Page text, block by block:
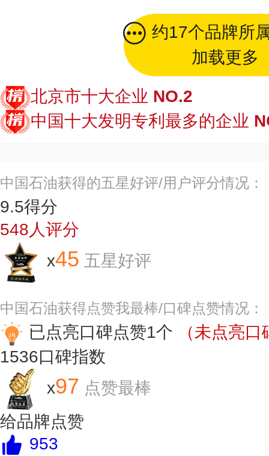
约17个品牌所
加载更多
北京市十大企业 NO.2
中国十大发明专利最多的企业
中国石油获得的五星好评/用户评分情况：
9.5得分
548人评分
x45 五星好评
中国石油获得点赞我最棒/口碑点赞情况：
已点亮口碑点赞1个
（未点亮
1536口碑指数
x97 点赞最棒
给品牌点赞
953